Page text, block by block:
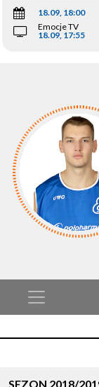
18.09, 18:00
Emocje TV
18.09, 17:55
SEZON 2018/